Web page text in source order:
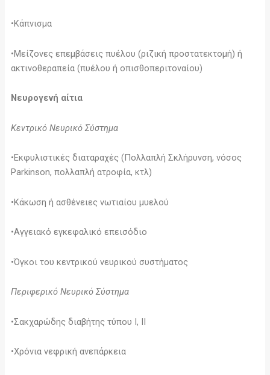
•Κάπνισμα
•Μείζονες επεμβάσεις πυέλου (ριζική προστατεκτομή) ή
ακτινοθεραπεία (πυέλου ή οπισθοπεριτοναίου)
Νευρογενή αίτια
Κεντρικό Νευρικό Σύστημα
•Εκφυλιστικές διαταραχές (Πολλαπλή Σκλήρυνση, νόσος
Parkinson, πολλαπλή ατροφία, κτλ)
•Κάκωση ή ασθένειες νωτιαίου μυελού
•Αγγειακό εγκεφαλικό επεισόδιο
•Όγκοι του κεντρικού νευρικού συστήματος
Περιφερικό Νευρικό Σύστημα
•Σακχαρώδης διαβήτης τύπου Ι, ΙΙ
•Χρόνια νεφρική ανεπάρκεια